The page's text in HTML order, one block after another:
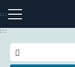
到
主
:::
注音索引圖示
:::